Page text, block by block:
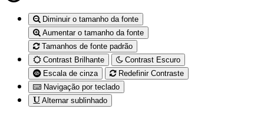
Diminuir o tamanho da fonte
Aumentar o tamanho da fonte
Tamanhos de fonte padrão
Contrast Brilhante
Contrast Escuro
Escala de cinza
Redefinir Contraste
Navigação por teclado
Alternar sublinhado